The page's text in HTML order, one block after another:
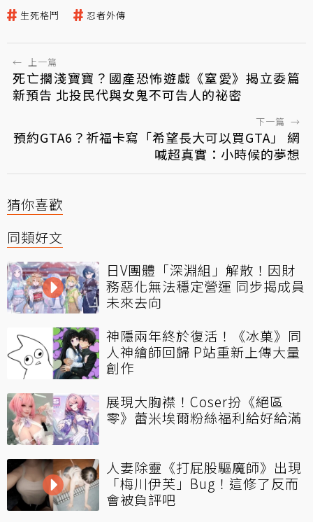
生死格鬥 忍者外傳
← 上一篇
死亡擱淺寶寶？國產恐怖遊戲《窒愛》揭立委篇
新預告 北投民代與女鬼不可告人的祕密
下一篇 →
預約GTA6？祈福卡寫「希望長大可以買GTA」 網
喊超真實：小時候的夢想
猜你喜歡
同類好文
日V團體「深淵組」解散！因財
務惡化無法穩定營運 同步揭成員
未來去向
神隱兩年終於復活！《冰菓》同
人神繪師回歸 P站重新上傳大量
創作
展現大胸襟！Coser扮《絕區
零》蕾米埃爾粉絲福利給好給滿
人妻除靈《打屁股驅魔師》出現
「梅川伊芙」Bug！這修了反而
會被負評吧